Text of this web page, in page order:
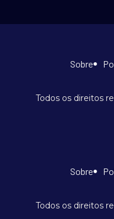
Sobre
Todos os direitos
Sobre
Todos os direitos